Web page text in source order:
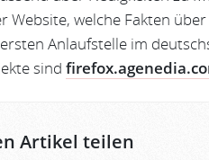
Website, welche Fakten
Anlaufstelle im
sind
Artikel teilen